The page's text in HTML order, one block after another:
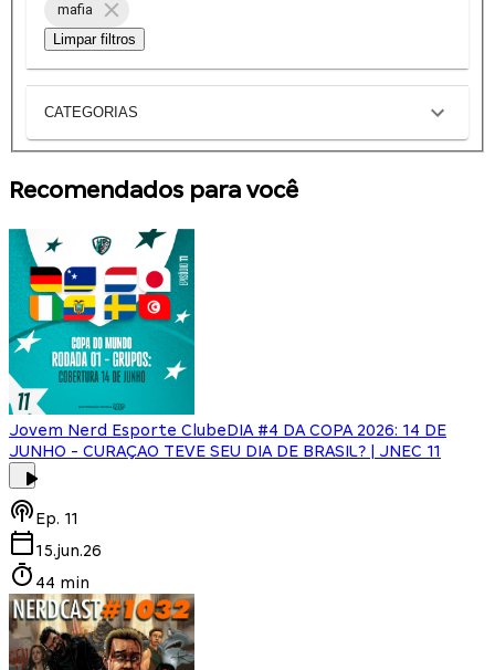
mafia
Limpar filtros
CATEGORIAS
Recomendados para você
Jovem Nerd Esporte ClubeDIA #4 DA COPA 2026: 14 DE
JUNHO - CURAÇAO TEVE SEU DIA DE BRASIL? | JNEC 11
Ep. 11
15.jun.26
44 min